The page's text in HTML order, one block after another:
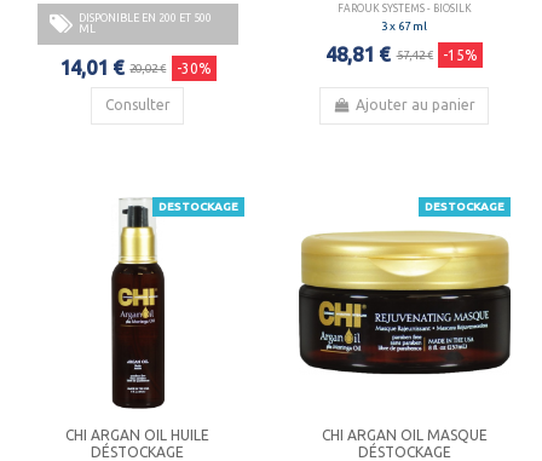
DISPONIBLE EN 200 ET 500
ML
14,01 € 20,02 € -30%
Consulter
FAROUK SYSTEMS - BIOSILK
3 x 67 ml
48,81 € 57,42 € -15%
Ajouter au panier
DESTOCKAGE
CHI ARGAN OIL HUILE
DÉSTOCKAGE
DESTOCKAGE
CHI ARGAN OIL MASQUE
DÉSTOCKAGE